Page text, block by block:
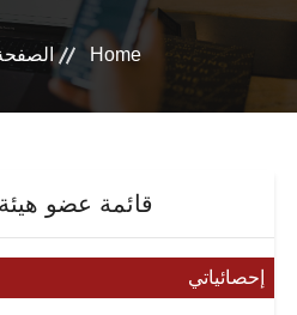
Home
قائمة عضو
إحصائياتي